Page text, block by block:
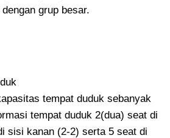
grup besar.
tempat duduk sebanyak
tempat duduk 2(dua) seat di
sisi kanan (2-2) serta 5 seat di